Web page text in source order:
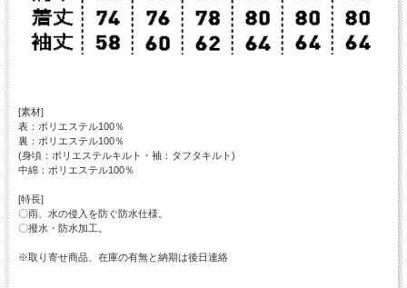
[素材]
表：ポリエステル100％
裏：ポリエステル100％
(身頃：ポリエステルキルト・袖：タフタキルト)
中綿：ポリエステル100％
[特長]
〇雨、水の侵入を防ぐ防水仕様。
〇撥水・防水加工。
※取り寄せ商品、在庫の有無と納期は後日連絡